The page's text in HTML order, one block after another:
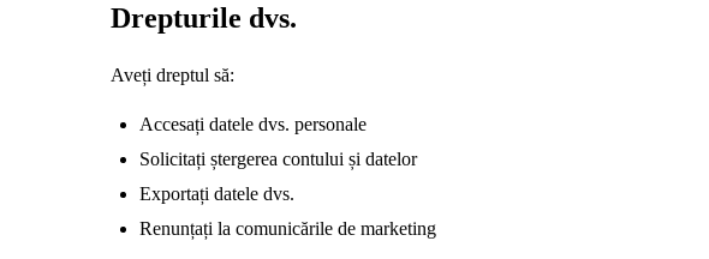
Drepturile dvs.
Aveți dreptul să:
Accesați datele dvs. personale
Solicitați ștergerea contului și datelor
Exportați datele dvs.
Renunțați la comunicările de marketing